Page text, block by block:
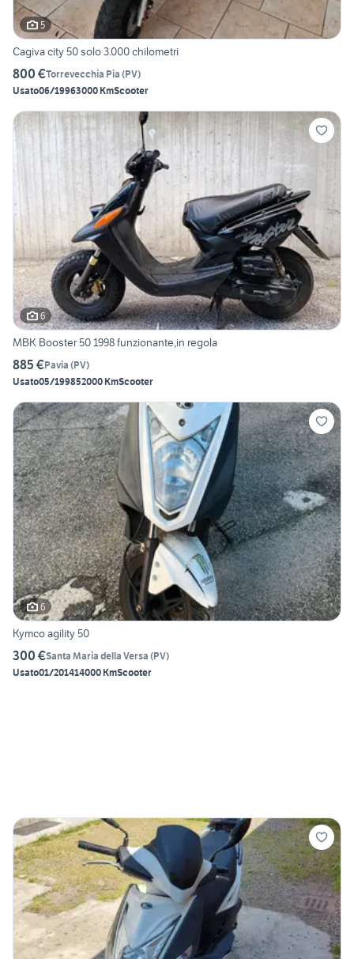
5
Cagiva city 50 solo 3.000 chilometri
800 €Torrevecchia Pia (PV)
Usato06/19963000 KmScooter
6
MBK Booster 50 1998 funzionante,in regola
885 €Pavia (PV)
Usato05/199852000 KmScooter
6
Kymco agility 50
300 €Santa Maria della Versa (PV)
Usato01/201414000 KmScooter